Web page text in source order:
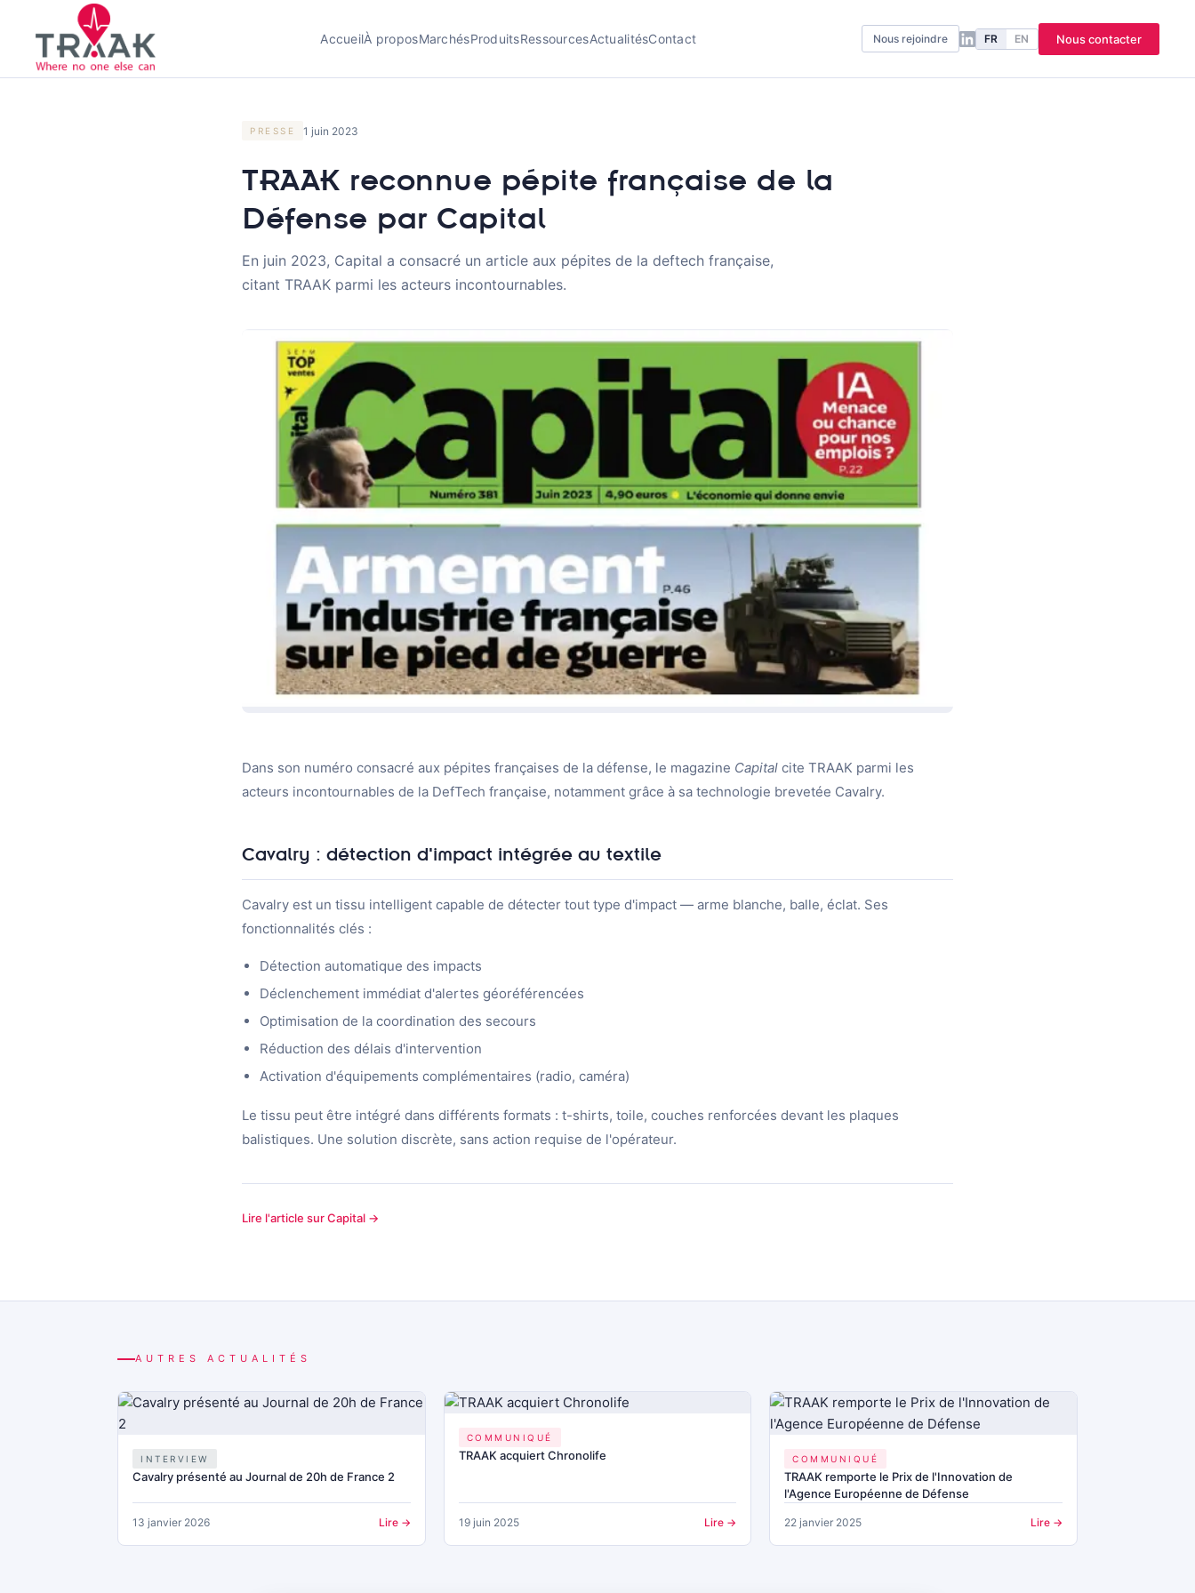
AccueilÀ proposMarchésProduitsRessourcesActualitésContact Nous rejoindre FR EN Nous contacter
PRESSE 1 juin 2023
TRAAK reconnue pépite française de la
Défense par Capital
En juin 2023, Capital a consacré un article aux pépites de la deftech française,
citant TRAAK parmi les acteurs incontournables.
Dans son numéro consacré aux pépites françaises de la défense, le magazine Capital cite TRAAK parmi les
acteurs incontournables de la DefTech française, notamment grâce à sa technologie brevetée Cavalry.
Cavalry : détection d'impact intégrée au textile
Cavalry est un tissu intelligent capable de détecter tout type d'impact — arme blanche, balle, éclat. Ses
fonctionnalités clés :
Détection automatique des impacts
Déclenchement immédiat d'alertes géoréférencées
Optimisation de la coordination des secours
Réduction des délais d'intervention
Activation d'équipements complémentaires (radio, caméra)
Le tissu peut être intégré dans différents formats : t-shirts, toile, couches renforcées devant les plaques
balistiques. Une solution discrète, sans action requise de l'opérateur.
Lire l'article sur Capital →
AUTRES ACTUALITÉS
INTERVIEW
Cavalry présenté au Journal de 20h de France 2
13 janvier 2026 Lire →
COMMUNIQUÉ
TRAAK acquiert Chronolife
19 juin 2025 Lire →
COMMUNIQUÉ
TRAAK remporte le Prix de l'Innovation de
l'Agence Européenne de Défense
22 janvier 2025 Lire →